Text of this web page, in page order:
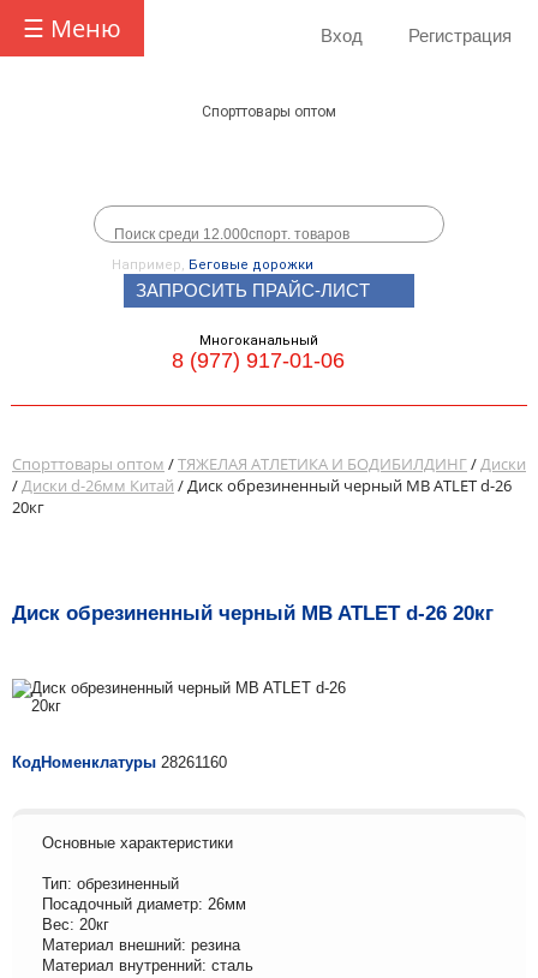
☰ Меню Вход Регистрация
Спорттовары оптом
Например, Беговые дорожки
ЗАПРОСИТЬ ПРАЙС-ЛИСТ
Многоканальный
8 (977) 917-01-06
Спорттовары оптом /ТЯЖЕЛАЯ АТЛЕТИКА И БОДИБИЛДИНГ/Диски
/Диски d-26мм Китай / Диск обрезиненный черный MB ATLET d-26
20кг
Диск обрезиненный черный MB ATLET d-26 20кг
КодНоменклатуры 28261160
Основные характеристики
Тип: обрезиненный
Посадочный диаметр: 26мм
Вес: 20кг
Материал внешний: резина
Материал внутренний: сталь